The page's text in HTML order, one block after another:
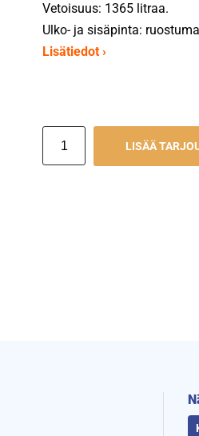
Vetoisuus: 1365 litraa.
Ulko- ja sisäpinta:
Lisätiedot ›
LISÄÄ